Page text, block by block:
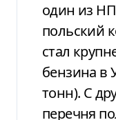
один из
польский
стал
бензина в
тонн). С
перечня